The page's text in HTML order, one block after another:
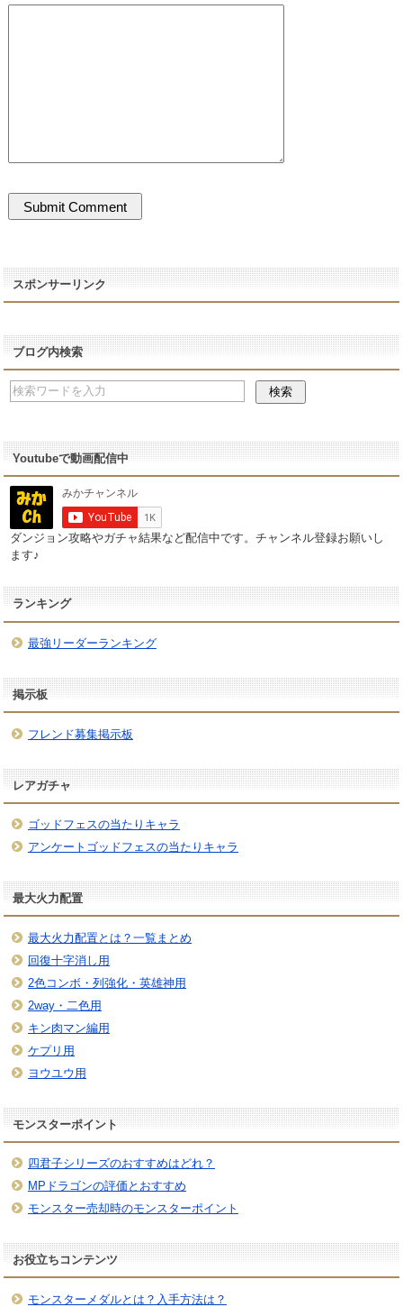
スポンサーリンク
ブログ内検索
Youtubeで動画配信中
ダンジョン攻略やガチャ結果など配信中です。チャンネル登録お願いし
ます♪
ランキング
最強リーダーランキング
掲示板
フレンド募集掲示板
レアガチャ
ゴッドフェスの当たりキャラ
アンケートゴッドフェスの当たりキャラ
最大火力配置
最大火力配置とは？一覧まとめ
回復十字消し用
2色コンボ・列強化・英雄神用
2way・二色用
キン肉マン編用
ケプリ用
ヨウユウ用
モンスターポイント
四君子シリーズのおすすめはどれ？
MPドラゴンの評価とおすすめ
モンスター売却時のモンスターポイント
お役立ちコンテンツ
モンスターメダルとは？入手方法は？